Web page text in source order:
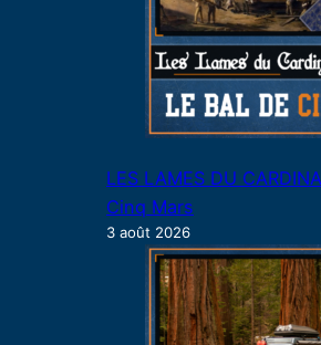
LES LAMES DU
Cinq Mars
3 août 2026